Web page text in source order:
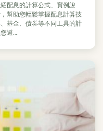
配息的計算公式、實例說
幫助您輕鬆掌握配息計算技
基金、債券等不同工具的計
避...